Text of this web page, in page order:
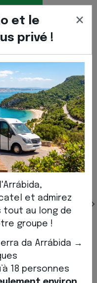
CLASSE V / VITO
V / VITO
10-16
×
et le
privé !
et admirez
tout au long de
groupe !
da Arrábida →
18 personnes